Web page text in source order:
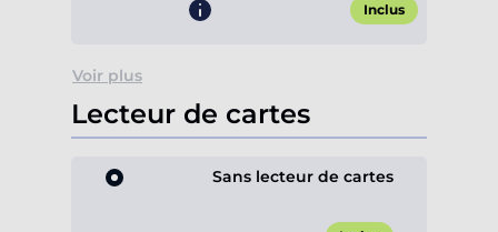
Inclus
Voir plus
Lecteur de cartes
Sans lecteur de cartes